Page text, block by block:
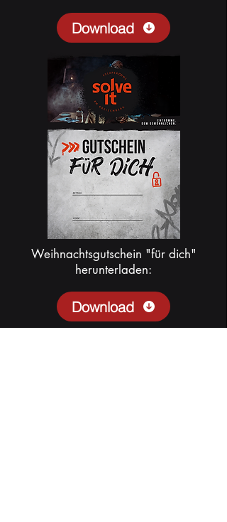
Download
Weihnachtsgutschein "für dich"
herunterladen:
Download